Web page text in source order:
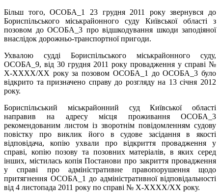
Більш того, ОСОБА_1 23 грудня 2011 року звернувся до
Бориспільського міськрайонного суду Київської області з
позовом до ОСОБА_3 про відшкодування шкоди заподіяної
внаслідок дорожньо-транспортної пригоди.
Ухвалою судді Бориспільського міськрайонного суду,
ОСОБА_9, від 30 грудня 2011 року провадження у справі №
X-XXXX/XX року за позовом ОСОБА_1 до ОСОБА_3 було
відкрито та призначено справу до розгляду на 13 січня 2012
року.
Бориспільський міськрайонний суд Київської області
направив на адресу місця проживання ОСОБА_3
рекомендованим листом із зворотнім повідомленням судову
повістку про виклик його в судове засідання в якості
відповідача, копію ухвали про відкриття провадження у
справі, копію позову та позовних матеріалів, в яких серед
інших, містилась копія Постанови про закриття провадження
у справі про адміністративне правопорушення щодо
притягнення ОСОБА_1 до адміністративної відповідальності
від 4 листопада 2011 року по справі № X-XXXX/XX року.